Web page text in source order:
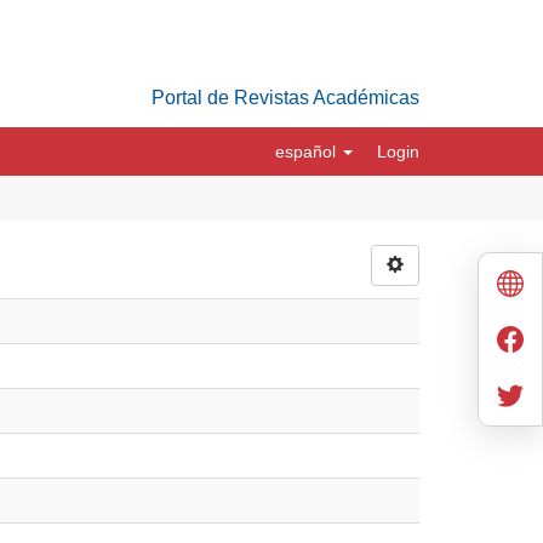
Portal de Revistas Académicas
español Login